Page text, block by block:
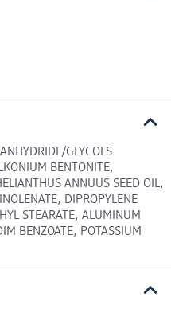
GLYCOLS
BENTONITE,
ANNUUS SEED OIL,
DIPROPYLENE
STEARATE, ALUMINUM
BENZOATE, POTASSIUM